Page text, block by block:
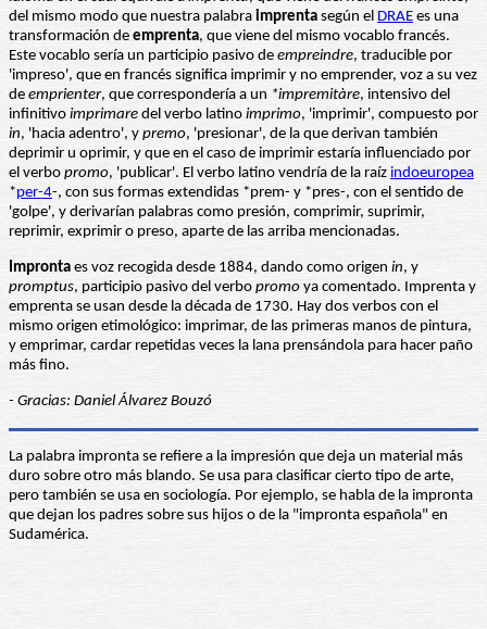
del mismo modo que nuestra palabra imprenta según el DRAE es una
transformación de emprenta, que viene del mismo vocablo francés.
Este vocablo sería un participio pasivo de empreindre, traducible por
'impreso', que en francés significa imprimir y no emprender, voz a su vez
de emprienter, que correspondería a un *impremitàre, intensivo del
infinitivo imprimare del verbo latino imprimo, 'imprimir', compuesto por
in, 'hacia adentro', y premo, 'presionar', de la que derivan también
deprimir u oprimir, y que en el caso de imprimir estaría influenciado por
el verbo promo, 'publicar'. El verbo latino vendría de la raíz indoeuropea
*per-4-, con sus formas extendidas *prem- y *pres-, con el sentido de
'golpe', y derivarían palabras como presión, comprimir, suprimir,
reprimir, exprimir o preso, aparte de las arriba mencionadas.
Impronta es voz recogida desde 1884, dando como origen in, y
promptus, participio pasivo del verbo promo ya comentado. Imprenta y
emprenta se usan desde la década de 1730. Hay dos verbos con el
mismo origen etimológico: imprimar, de las primeras manos de pintura,
y emprimar, cardar repetidas veces la lana prensándola para hacer paño
más fino.
- Gracias: Daniel Álvarez Bouzó
La palabra impronta se refiere a la impresión que deja un material más
duro sobre otro más blando. Se usa para clasificar cierto tipo de arte,
pero también se usa en sociología. Por ejemplo, se habla de la impronta
que dejan los padres sobre sus hijos o de la "impronta española" en
Sudamérica.